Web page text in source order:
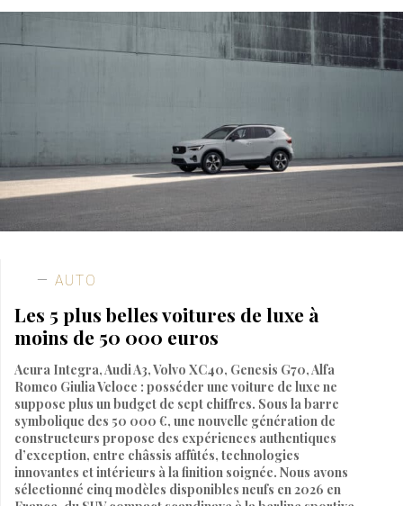
AUTO
Les 5 plus belles voitures de luxe à
moins de 50 000 euros
Acura Integra, Audi A3, Volvo XC40, Genesis G70, Alfa
Romeo Giulia Veloce : posséder une voiture de luxe ne
suppose plus un budget de sept chiffres. Sous la barre
symbolique des 50 000 €, une nouvelle génération de
constructeurs propose des expériences authentiques
d’exception, entre châssis affûtés, technologies
innovantes et intérieurs à la finition soignée. Nous avons
sélectionné cinq modèles disponibles neufs en 2026 en